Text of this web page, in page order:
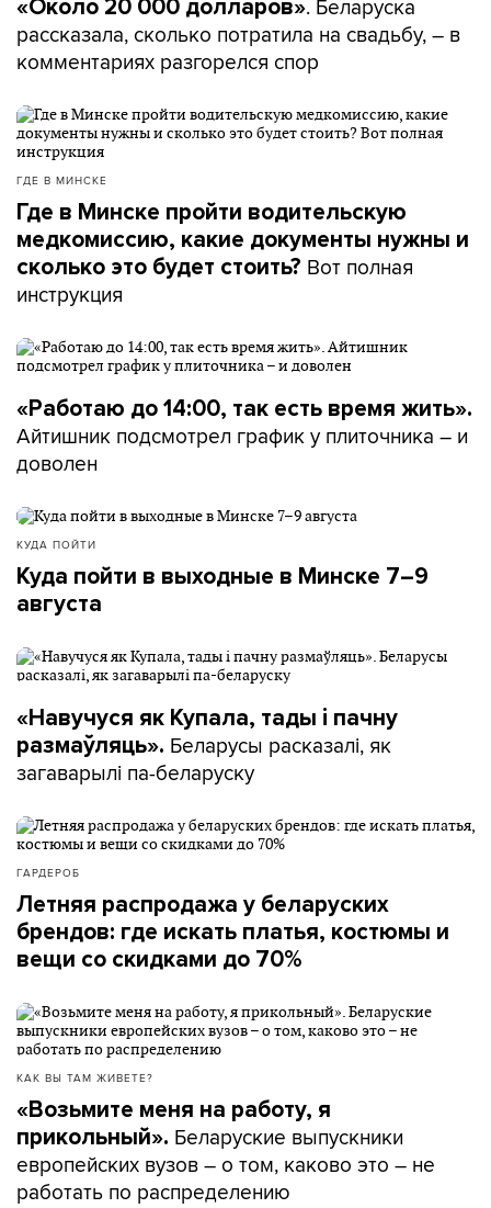
«Около 20 000 долларов». Беларуска
рассказала, сколько потратила на свадьбу, – в
комментариях разгорелся спор
ГДЕ В МИНСКЕ
Где в Минске пройти водительскую
медкомиссию, какие документы нужны и
сколько это будет стоить? Вот полная
инструкция
«Работаю до 14:00, так есть время жить».
Айтишник подсмотрел график у плиточника – и
доволен
КУДА ПОЙТИ
Куда пойти в выходные в Минске 7–9
августа
«Навучуся як Купала, тады і пачну
размаўляць». Беларусы расказалі, як
загаварылі па-беларуску
ГАРДЕРОБ
Летняя распродажа у беларуских
брендов: где искать платья, костюмы и
вещи со скидками до 70%
КАК ВЫ ТАМ ЖИВЕТЕ?
«Возьмите меня на работу, я
прикольный». Беларуские выпускники
европейских вузов – о том, каково это – не
работать по распределению